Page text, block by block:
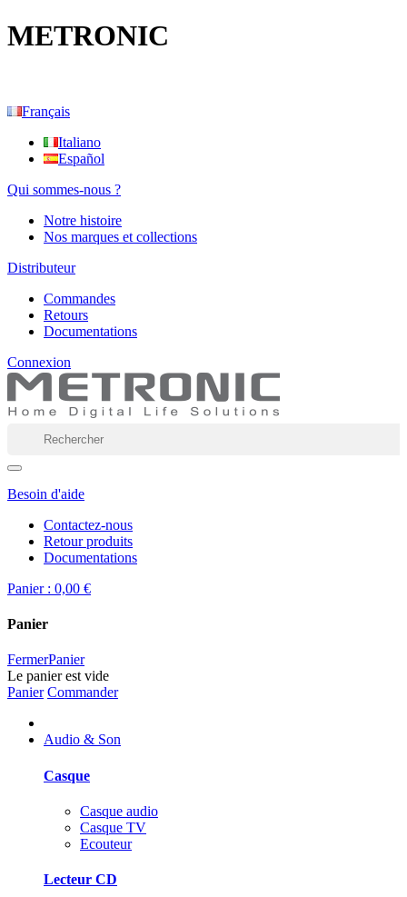
METRONIC
Français
Italiano
Español
Qui sommes-nous ?
Notre histoire
Nos marques et collections
Distributeur
Commandes
Retours
Documentations
Connexion
Besoin d'aide
Contactez-nous
Retour produits
Documentations
Panier : 0,00 €
Panier
FermerPanier
Le panier est vide
Panier Commander
Audio & Son
Casque
Casque audio
Casque TV
Ecouteur
Lecteur CD